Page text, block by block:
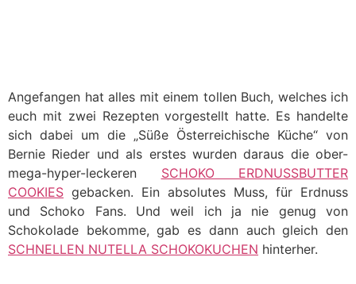
Angefangen hat alles mit einem tollen Buch, welches ich
euch mit zwei Rezepten vorgestellt hatte. Es handelte
sich dabei um die „Süße Österreichische Küche“ von
Bernie Rieder und als erstes wurden daraus die ober-
mega-hyper-leckeren SCHOKO ERDNUSSBUTTER
COOKIES gebacken. Ein absolutes Muss, für Erdnuss
und Schoko Fans. Und weil ich ja nie genug von
Schokolade bekomme, gab es dann auch gleich den
SCHNELLEN NUTELLA SCHOKOKUCHEN hinterher.